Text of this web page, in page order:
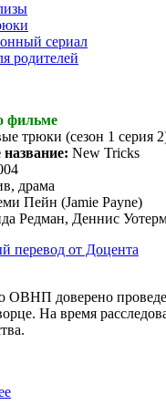
сериал
родителей
фильме
трюки (сезон 1 серия
New Tricks
драма
Пейн (Jamie Payne)
Редман, Деннис
ОВНП доверено
На время